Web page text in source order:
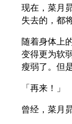
现在，菜月
失去的，都
随着身体上
变得更为软
瘦弱了。但
「再来！」
曾经，菜月